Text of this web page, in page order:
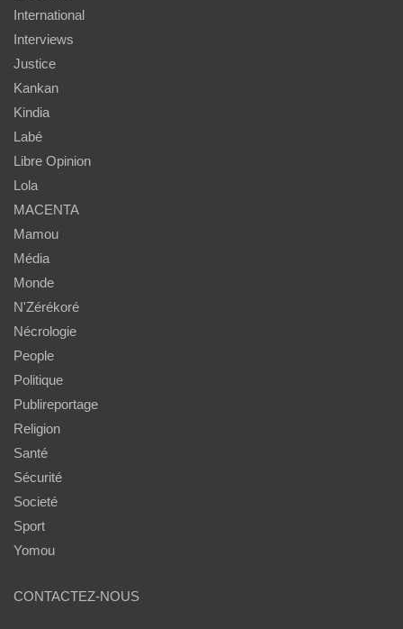
International
Interviews
Justice
Kankan
Kindia
Labé
Libre Opinion
Lola
MACENTA
Mamou
Média
Monde
N'Zérékoré
Nécrologie
People
Politique
Publireportage
Religion
Santé
Sécurité
Societé
Sport
Yomou
CONTACTEZ-NOUS